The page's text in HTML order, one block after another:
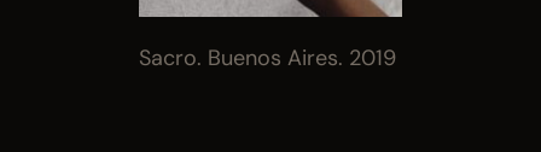
Sacro. Buenos Aires. 2019